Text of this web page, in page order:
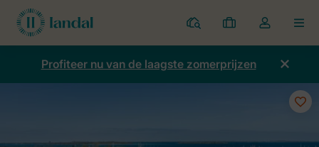
Parken
Mijn
boekingen
Open
de
dropdown
account
Profiteer nu van de laagste zomerprijzen